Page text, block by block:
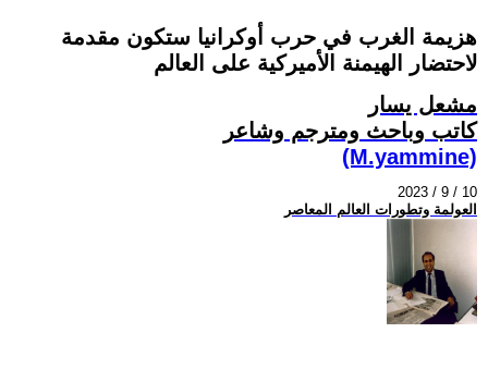
هزيمة الغرب في حرب أوكرانيا ستكون مقدمة
لاحتضار الهيمنة الأميركية على العالم
مشعل يسار
كاتب وباحث ومترجم وشاعر
(M.yammine)
2023 / 9 / 10
العولمة وتطورات العالم المعاصر